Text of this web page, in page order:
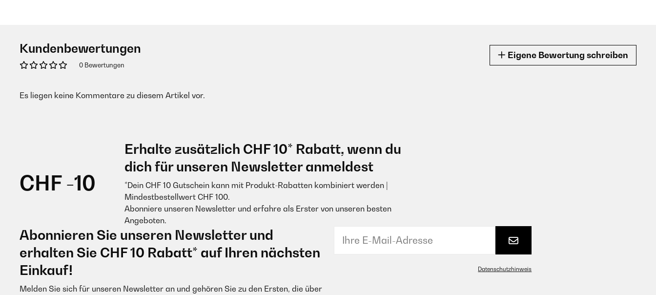
Kundenbewertungen
0 Bewertungen
Eigene Bewertung schreiben
Es liegen keine Kommentare zu diesem Artikel vor.
CHF -10
Erhalte zusätzlich CHF 10* Rabatt, wenn du
dich für unseren Newsletter anmeldest
*Dein CHF 10 Gutschein kann mit Produkt-Rabatten kombiniert werden |
Mindestbestellwert CHF 100.
Abonniere unseren Newsletter und erfahre als Erster von unseren besten
Angeboten.
Abonnieren Sie unseren Newsletter und
erhalten Sie CHF 10 Rabatt* auf Ihren nächsten
Einkauf!
Melden Sie sich für unseren Newsletter an und gehören Sie zu den Ersten, die über
Datenschutzhinweis